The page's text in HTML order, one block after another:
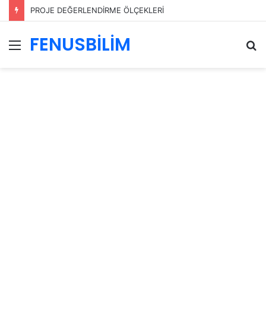
PROJE DEĞERLENDİRME ÖLÇEKLERİ
Menü
FENUSBİLİM